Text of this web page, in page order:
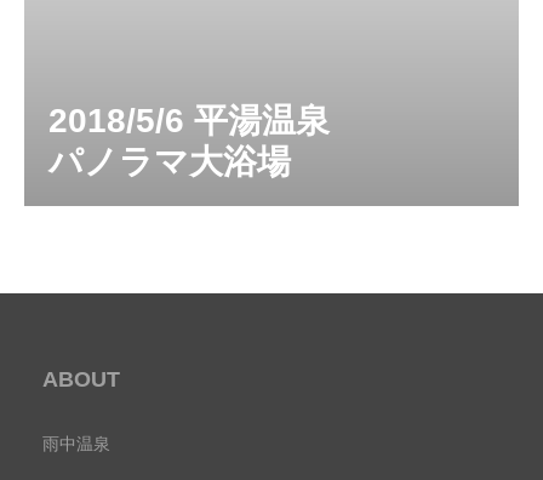
2018/5/6 平湯温泉
パノラマ大浴場
ABOUT
雨中温泉